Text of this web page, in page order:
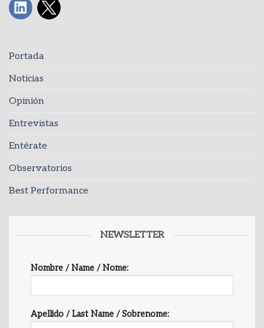
Portada
Noticias
Opinión
Entrevistas
Entérate
Observatorios
Best Performance
NEWSLETTER
Nombre / Name / Nome:
Apellido / Last Name / Sobrenome: